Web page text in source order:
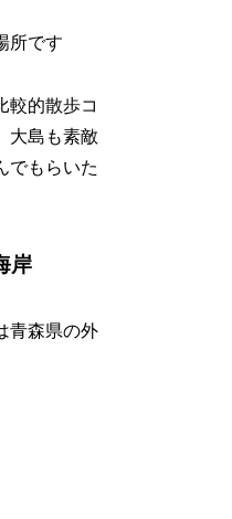
所です
較的散歩コ
大島も素敵
でもらいた
岸
青森県の外